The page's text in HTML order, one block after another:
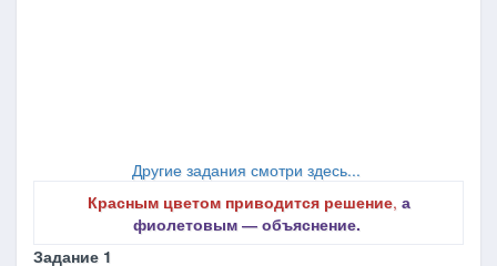
Другие задания смотри здесь...
Красным цветом приводится решение, а
фиолетовым ― объяснение.
Задание 1